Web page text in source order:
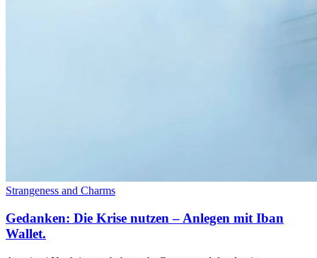
Strangeness and Charms
Gedanken: Die Krise nutzen – Anlegen mit Iban
Wallet.